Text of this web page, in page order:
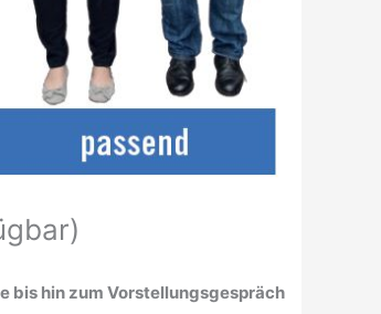
bis hin zum Vorstellungsgespräch